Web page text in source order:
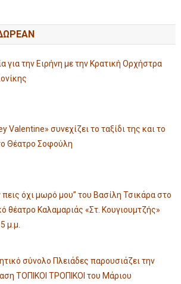
για την Ειρήνη με την Κρατική Ορχήστρα
Valentine» συνεχίζει το ταξίδι της και το
Θέατρο Σοφούλη
όχι μωρό μου” του Βασίλη Τσικάρα στο
θέατρο Καλαμαριάς «Στ. Κουγιουμτζής»
μ.μ.
σύνολο Πλειάδες παρουσιάζει την
ΤΟΠΙΚΟΙ ΤΡΟΠΙΚΟΙ του Μάριου